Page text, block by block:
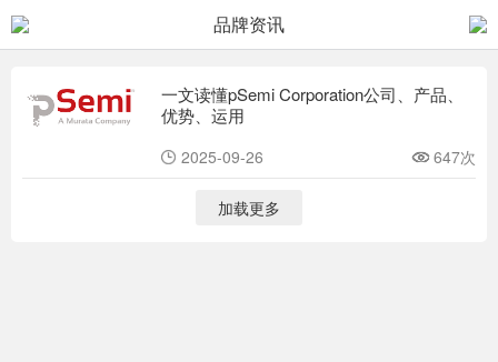
品牌资讯
一文读懂pSemi Corporation公司、产品、
优势、运用
2025-09-26 647次
加载更多